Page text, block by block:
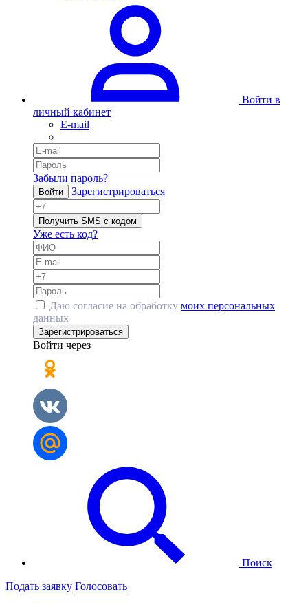
Войти в
личный кабинет
E-mail
Забыли пароль?
Войти Зарегистрироваться
Получить SMS с кодом
Уже есть код?
Даю согласие на обработку моих персональных
данных
Зарегистрироваться
Войти через
Поиск
Подать заявку Голосовать